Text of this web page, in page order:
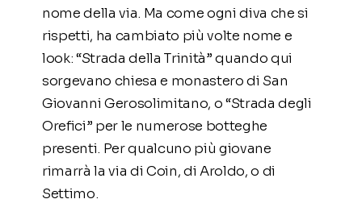
nome della via. Ma come ogni diva che si
rispetti, ha cambiato più volte nome e
look: “Strada della Trinità” quando qui
sorgevano chiesa e monastero di San
Giovanni Gerosolimitano, o “Strada degli
Orefici” per le numerose botteghe
presenti. Per qualcuno più giovane
rimarrà la via di Coin, di Aroldo, o di
Settimo.